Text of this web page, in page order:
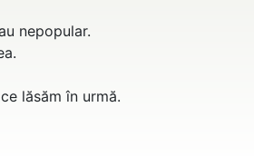
nepopular.
lăsăm în urmă.